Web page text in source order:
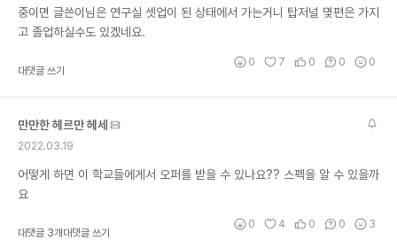
중이면 글쓴이님은 연구실 셋업이 된 상태에서 가는거니 탑저널 몇편은 가지
고 졸업하실수도 있겠네요.
대댓글 쓰기
0 7 0 0 0
만만한 헤르만 헤세
2022.03.19
어떻게 하면 이 학교들에게서 오퍼를 받을 수 있나요?? 스펙을 알 수 있을까
요
대댓글 3개대댓글 쓰기
0 4 0 0 3